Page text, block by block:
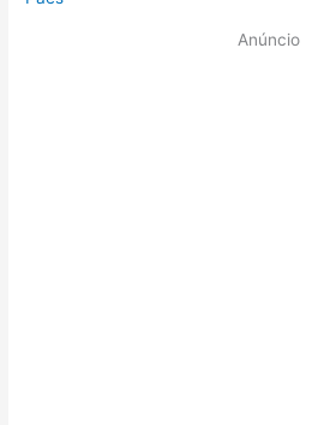
Anúncio